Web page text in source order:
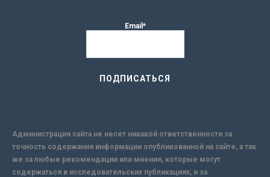
Email*
Администрация сайта не несет никакой ответственности за
точность содержания информации опубликованной на сайте, а так
же за любые рекомендации или мнения, которые могут
содержаться в исследовательских публикациях, и за